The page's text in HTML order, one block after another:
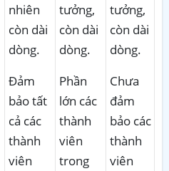
nhiên
còn dài
dòng.
Đảm
bảo tất
cả các
thành
viên
tưởng,
còn dài
dòng.
Phần
lớn các
thành
viên
trong
tưởng,
còn dài
dòng.
Chưa
đảm
bảo các
thành
viên